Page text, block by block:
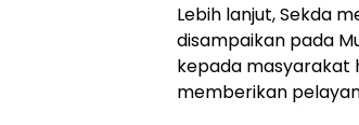
Lebih lanjut, Sekda
disampaikan pada
kepada masyarakat
memberikan